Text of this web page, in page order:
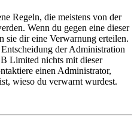
Regeln, die meistens von der
Wenn du gegen eine dieser
sie dir eine Verwarnung erteilen.
der Administration
Limited nichts mit dieser
einen Administrator,
wieso du verwarnt wurdest.